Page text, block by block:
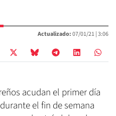
Actualizado:07/01/21 |3:06
acudan el primer día
el fin de semana